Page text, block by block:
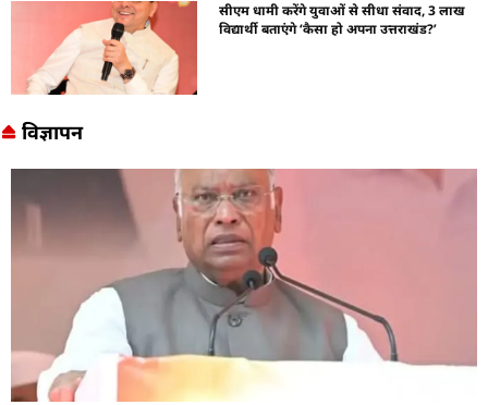
सीएम धामी करेंगे युवाओं से सीधा संवाद, 3 लाख
विद्यार्थी बताएंगे ‘कैसा हो अपना उत्तराखंड?’
विज्ञापन